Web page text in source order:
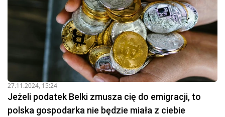
27.11.2024, 15:24
Jeżeli podatek Belki zmusza cię do emigracji, to
polska gospodarka nie będzie miała z ciebie